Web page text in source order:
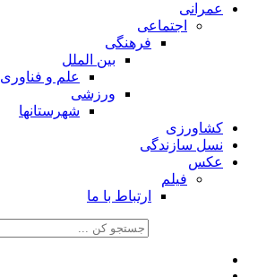
عمرانی
اجتماعی
فرهنگی
بین الملل
علم و فناوری
ورزشی
شهرستانها
کشاورزی
نسل سازندگی
عکس
فیلم
ارتباط با ما